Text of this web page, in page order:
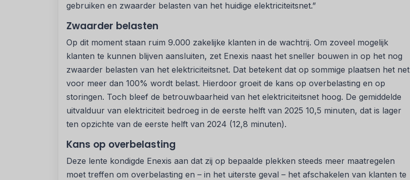
gebruiken en zwaarder belasten van het huidige elektriciteitsnet.”
Zwaarder belasten
Op dit moment staan ruim 9.000 zakelijke klanten in de wachtrij. Om zoveel mogelijk
klanten te kunnen blijven aansluiten, zet Enexis naast het sneller bouwen in op het nog
zwaarder belasten van het elektriciteitsnet. Dat betekent dat op sommige plaatsen het net
voor meer dan 100% wordt belast. Hierdoor groeit de kans op overbelasting en op
storingen. Toch bleef de betrouwbaarheid van het elektriciteitsnet hoog. De gemiddelde
uitvalduur van elektriciteit bedroeg in de eerste helft van 2025 10,5 minuten, dat is lager
ten opzichte van de eerste helft van 2024 (12,8 minuten).
Kans op overbelasting
Deze lente kondigde Enexis aan dat zij op bepaalde plekken steeds meer maatregelen
moet treffen om overbelasting en – in het uiterste geval – het afschakelen van klanten te